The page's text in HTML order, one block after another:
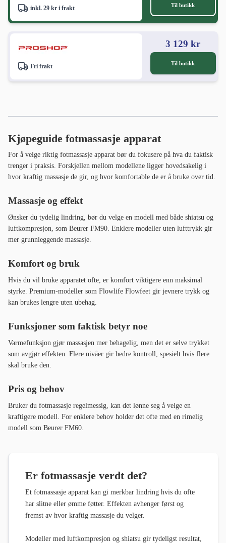
inkl. 29 kr i frakt Til butikk
Fri frakt
3 129 kr
Til butikk
Kjøpeguide fotmassasje apparat
For å velge riktig fotmassasje apparat bør du fokusere på hva du faktisk
trenger i praksis. Forskjellen mellom modellene ligger hovedsakelig i
hvor kraftig massasje de gir, og hvor komfortable de er å bruke over tid.
Massasje og effekt
Ønsker du tydelig lindring, bør du velge en modell med både shiatsu og
luftkompresjon, som Beurer FM90. Enklere modeller uten lufttrykk gir
mer grunnleggende massasje.
Komfort og bruk
Hvis du vil bruke apparatet ofte, er komfort viktigere enn maksimal
styrke. Premium-modeller som Flowlife Flowfeet gir jevnere trykk og
kan brukes lengre uten ubehag.
Funksjoner som faktisk betyr noe
Varmefunksjon gjør massasjen mer behagelig, men det er selve trykket
som avgjør effekten. Flere nivåer gir bedre kontroll, spesielt hvis flere
skal bruke den.
Pris og behov
Bruker du fotmassasje regelmessig, kan det lønne seg å velge en
kraftigere modell. For enklere behov holder det ofte med en rimelig
modell som Beurer FM60.
Er fotmassasje verdt det?
Et fotmassasje apparat kan gi merkbar lindring hvis du ofte
har slitne eller ømme føtter. Effekten avhenger først og
fremst av hvor kraftig massasje du velger.
Modeller med luftkompresjon og shiatsu gir tydeligst resultat,